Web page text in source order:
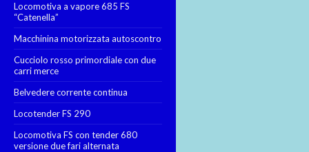
Locomotiva a vapore 685 FS
“Catenella”
Macchinina motorizzata autoscontro
Cucciolo rosso primordiale con due
carri merce
Belvedere corrente continua
Locotender FS 290
Locomotiva FS con tender 680
versione due fari alternata